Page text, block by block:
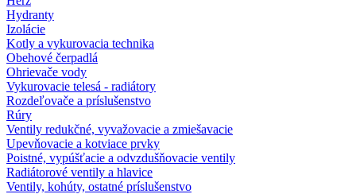
Hydranty
Izolácie
Kotly a vykurovacia technika
Obehové čerpadlá
Ohrievače vody
Vykurovacie telesá - radiátory
Rozdeľovače a príslušenstvo
Rúry
Ventily redukčné, vyvažovacie a zmiešavacie
Upevňovacie a kotviace prvky
Poistné, vypúšťacie a odvzdušňovacie ventily
Radiátorové ventily a hlavice
Ventily, kohúty, ostatné príslušenstvo